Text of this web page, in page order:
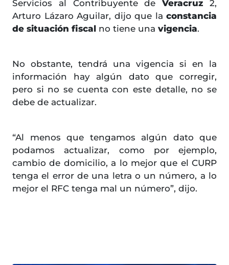
Servicios al Contribuyente deVeracruz 2,
Arturo Lázaro Aguilar, dijo que la constancia
de situación fiscal no tiene una vigencia.
No obstante, tendrá una vigencia si en la
información hay algún dato que corregir,
pero si no se cuenta con este detalle, no se
debe de actualizar.
“Al menos que tengamos algún dato que
podamos actualizar, como por ejemplo,
cambio de domicilio, a lo mejor que el CURP
tenga el error de una letra o un número, a lo
mejor el RFC tenga mal un número”, dijo.